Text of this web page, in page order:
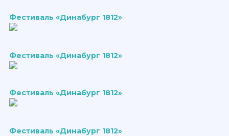
Фестиваль «Динабург 1812»
Фестиваль «Динабург 1812»
Фестиваль «Динабург 1812»
Фестиваль «Динабург 1812»